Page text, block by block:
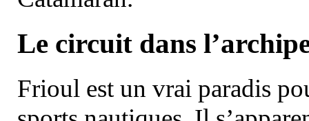
Le circuit dans
Frioul est un vrai paradis